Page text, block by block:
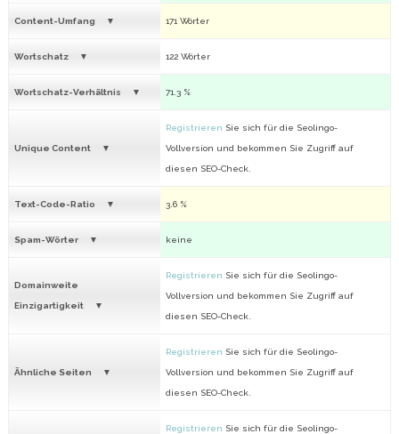
Content-Umfang 171 Wörter
Wortschatz 122 Wörter
Wortschatz-Verhältnis 71.3 %
Unique Content
Registrieren Sie sich für die Seolingo-
Vollversion und bekommen Sie Zugriff auf
diesen SEO-Check.
Text-Code-Ratio 3.6 %
Spam-Wörter keine
Domainweite
Einzigartigkeit
Registrieren Sie sich für die Seolingo-
Vollversion und bekommen Sie Zugriff auf
diesen SEO-Check.
Ähnliche Seiten
Registrieren Sie sich für die Seolingo-
Vollversion und bekommen Sie Zugriff auf
diesen SEO-Check.
Registrieren Sie sich für die Seolingo-